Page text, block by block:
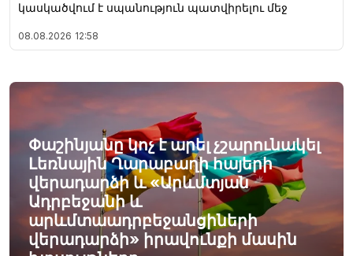
կասկածվում է սպանություն պատվիրելու մեջ
08.08.2026 12:58
Փաշինյանը կոչ է արել չշարունակել
Լեռնային Ղարաբաղի հայերի
վերադարձի և «Արևմտյան
Ադրբեջանի և
արևմտաադրբեջանցիների
վերադարձի» իրավունքի մասին